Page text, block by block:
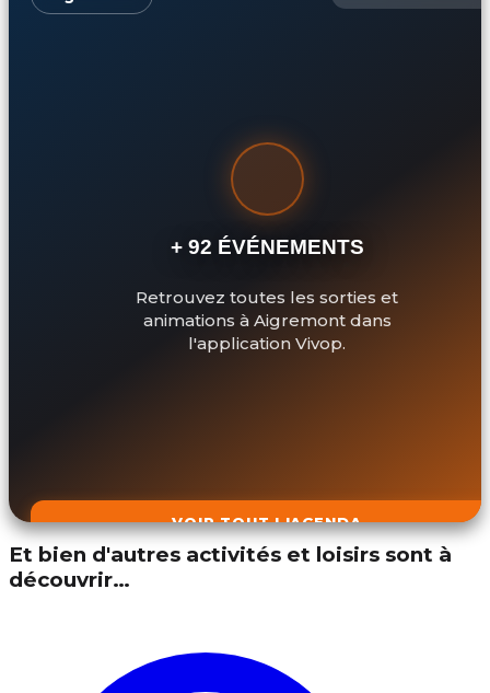
+ 92 ÉVÉNEMENTS
Retrouvez toutes les sorties et
animations à Aigremont dans
l'application Vivop.
VOIR TOUT L'AGENDA
Et bien d'autres activités et loisirs sont à
découvrir…